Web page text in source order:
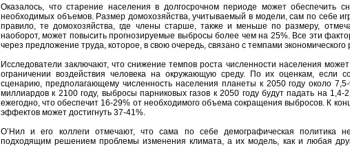
Оказалось, что старение населения в долгосрочном периоде может обеспечить
необходимых объемов. Размер домохозяйства, учитываемый в модели, сам по себе
правило, те домохозяйства, где члены старше, также и меньше по размеру,
наоборот, может повысить прогнозируемые выбросы более чем на 25%. Все эти
через предложение труда, которое, в свою очередь, связано с темпами экономического
Исследователи заключают, что снижение темпов роста численности населения
ограничении воздействия человека на окружающую среду. По их оценкам, если
сценарию, предполагающему численность населения планеты к 2050 году около
миллиардов к 2100 году, выбросы парниковых газов к 2050 году будут падать на 1,4-
ежегодно, что обеспечит 16-29% от необходимого объема сокращения выбросов. К
эффектов может достигнуть 37-41%.
О’Нил и его коллеги отмечают, что сама по себе демографическая политика
подходящим решением проблемы изменения климата, а их модель, как и любая